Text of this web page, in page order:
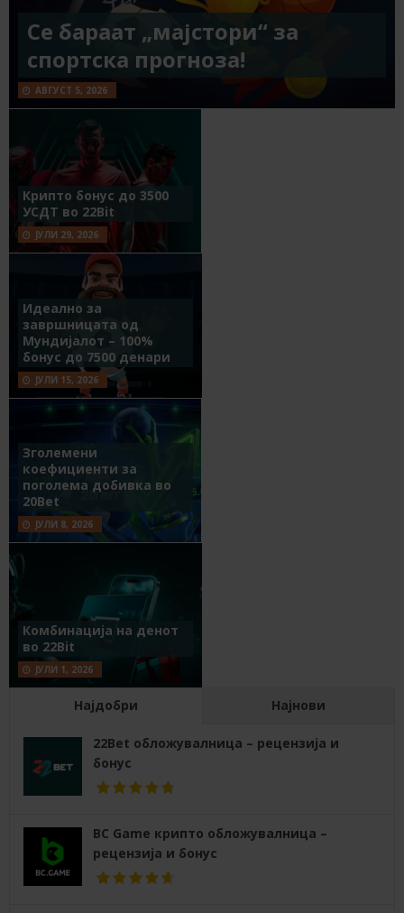
Се бараат „мајстори“ за
спортска прогноза!
АВГУСТ 5, 2026
Крипто бонус до 3500
УСДТ во 22Bit
ЈУЛИ 29, 2026
Идеално за
завршницата од
Мундијалот – 100%
бонус до 7500 денари
ЈУЛИ 15, 2026
Зголемени
коефициенти за
поголема добивка во
20Bet
ЈУЛИ 8, 2026
Комбинација на денот
во 22Bit
ЈУЛИ 1, 2026
Најдобри Најнови
22Bet обложувалница – рецензија и
бонус
BC Game крипто обложувалница –
рецензија и бонус